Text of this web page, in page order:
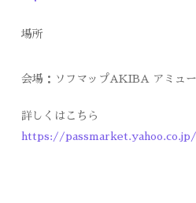
場所
会場：ソフマップAKIBA アミュ
詳しくはこちら
https://